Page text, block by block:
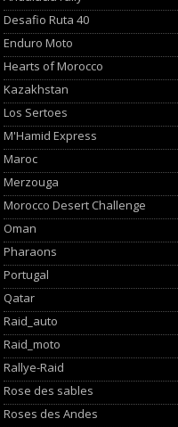
Desafio Ruta 40
Enduro Moto
Hearts of Morocco
Kazakhstan
Los Sertoes
M'Hamid Express
Maroc
Merzouga
Morocco Desert Challenge
Oman
Pharaons
Portugal
Qatar
Raid_auto
Raid_moto
Rallye-Raid
Rose des sables
Roses des Andes